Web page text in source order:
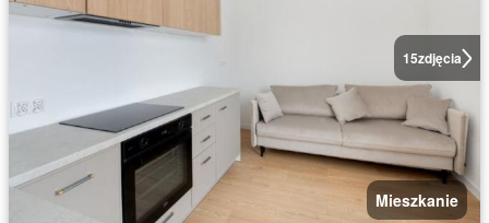
15zdjęcia
Mieszkanie